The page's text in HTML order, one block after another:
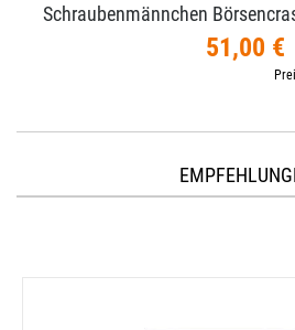
Schraubenmännchen
51,00 €